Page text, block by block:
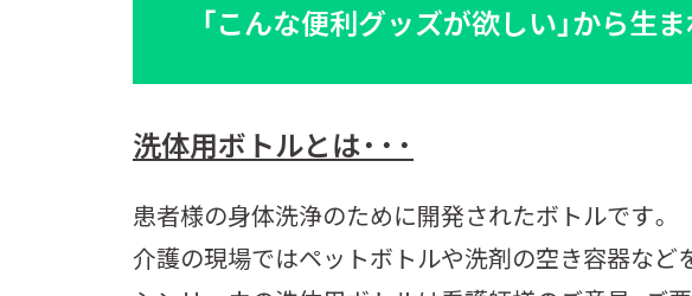
「こんな便利グッズが欲しい」から生
洗体用ボトルとは・・・
患者様の身体洗浄のために開発されたボトルです。
介護の現場ではペットボトルや洗剤の空き容器など